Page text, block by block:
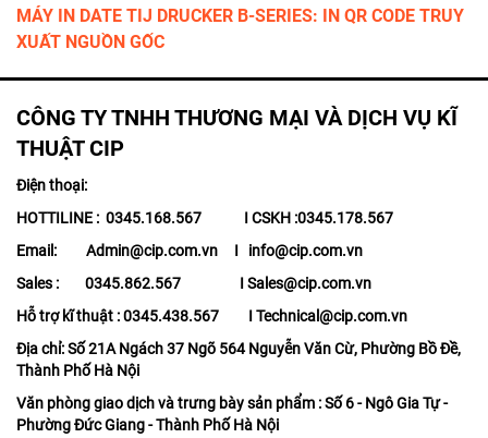
MÁY IN DATE TIJ DRUCKER B-SERIES: IN QR CODE TRUY
XUẤT NGUỒN GỐC
CÔNG TY TNHH THƯƠNG MẠI VÀ DỊCH VỤ KĨ
THUẬT CIP
Điện thoại:
HOTTILINE : 0345.168.567 I CSKH :0345.178.567
Email: Admin@cip.com.vn I info@cip.com.vn
Sales : 0345.862.567 I Sales@cip.com.vn
Hỗ trợ kĩ thuật : 0345.438.567 I Technical@cip.com.vn
Địa chỉ: Số 21A Ngách 37 Ngõ 564 Nguyễn Văn Cừ, Phường Bồ Đề,
Thành Phố Hà Nội
Văn phòng giao dịch và trưng bày sản phẩm : Số 6 - Ngô Gia Tự -
Phường Đức Giang - Thành Phố Hà Nội